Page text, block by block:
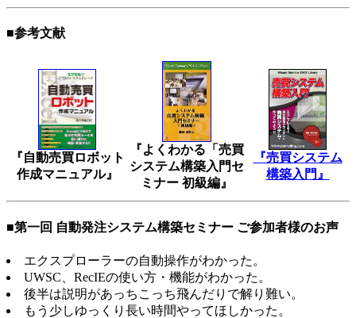
■参考文献
『自動売買ロボット
作成マニュアル』
『よくわかる「売買
システム構築入門セ
ミナー 初級編』
『売買システム
構築入門』
■第一回 自動発注システム構築セミナー ご参加者様のお声
エクスプローラーの自動操作がわかった。
UWSC、RecIEの使い方・機能がわかった。
後半は説明があっちこっち飛んだりで解り難い。
もう少しゆっくり長い時間やってほしかった。